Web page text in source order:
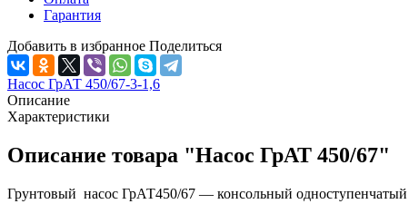
Гарантия
Добавить в избранное Поделиться
Насос ГрАТ 450/67-3-1,6
Описание
Характеристики
Описание товара "Насос ГрАТ 450/67"
Грунтовый насос ГрАТ450/67 — консольный